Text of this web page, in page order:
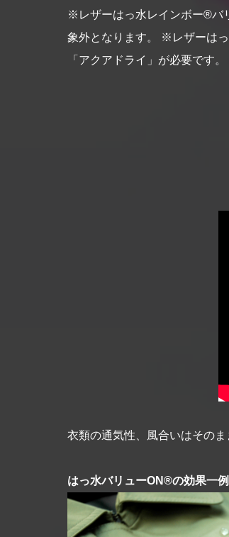
※レザーはっ水レインボー®バ
象外となります。 ※レザーは
「アクアドライ」が必要です。
衣類の通気性、風合いはその
はっ水バリューON®の効果一例